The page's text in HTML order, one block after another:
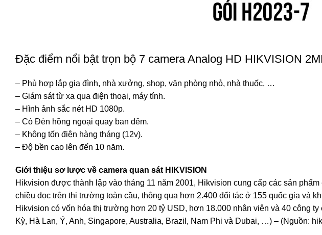
Đặc điểm nổi bật trọn bộ 7 camera Analog HD HIKVISION
– Phù hợp lắp gia đình, nhà xưởng, shop, văn phòng nhỏ, nhà thuốc, …
– Giám sát từ xa qua điện thoại, máy tính.
– Hình ảnh sắc nét HD 1080p.
– Có Đèn hồng ngoại quay ban đêm.
– Không tốn điện hàng tháng (12v).
– Độ bền cao lên đến 10 năm.
Giới thiệu sơ lược về camera quan sát HIKVISION
Hikvision được thành lập vào tháng 11 năm 2001, Hikvision cung cấp các sản
chiều dọc trên thị trường toàn cầu, thông qua hơn 2.400 đối tác ở 155 quốc gia và
Hikvision có vốn hóa thị trường hơn 20 tỷ USD, hơn 18.000 nhân viên và 40 công
Kỳ, Hà Lan, Ý, Anh, Singapore, Australia, Brazil, Nam Phi và Dubai, …) – (Nguồn: